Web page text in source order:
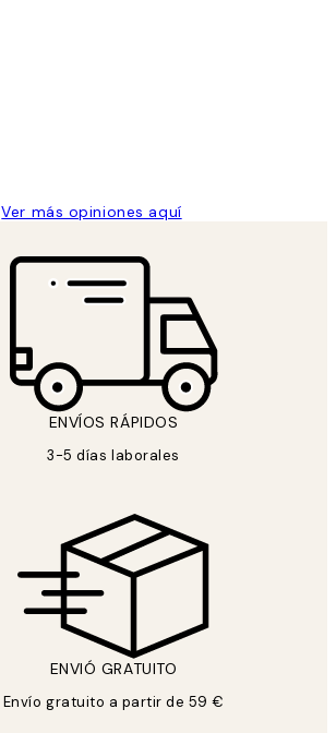
Ver más opiniones aquí
ENVÍOS RÁPIDOS
3-5 días laborales
ENVIÓ GRATUITO
Envío gratuito a partir de 59 €